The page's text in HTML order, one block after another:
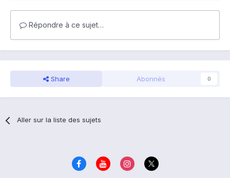
Répondre à ce sujet…
Share Abonnés 0
Aller sur la liste des sujets